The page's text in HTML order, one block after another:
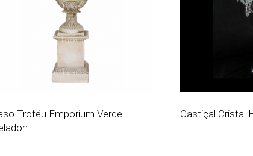
Troféu Emporium Verde
Castiçal Cristal